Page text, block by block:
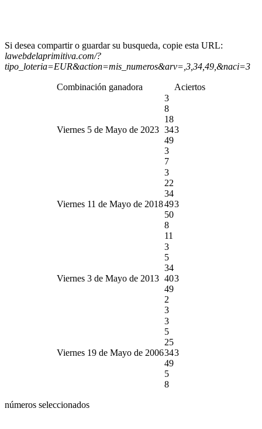
Si desea compartir o guardar su busqueda, copie esta URL:
lawebdelaprimitiva.com/?
tipo_loteria=EUR&action=mis_numeros&arv=,3,34,49,&naci=3
Combinación ganadora Aciertos
Viernes 5 de Mayo de 2023
3
8
18
34
49
3
7
3
Viernes 11 de Mayo de 2018
3
22
34
49
50
8
11
3
Viernes 3 de Mayo de 2013
3
5
34
40
49
2
3
3
Viernes 19 de Mayo de 2006
3
5
25
34
49
5
8
3
números seleccionados